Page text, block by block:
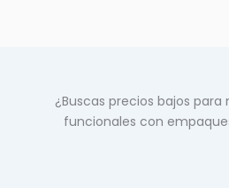
¿Buscas precios bajos
funcionales con